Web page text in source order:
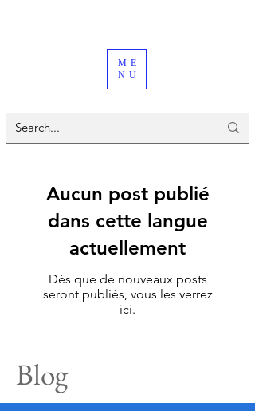
ME
NU
Aucun post publié
dans cette langue
actuellement
Dès que de nouveaux posts
seront publiés, vous les verrez
ici.
Blog